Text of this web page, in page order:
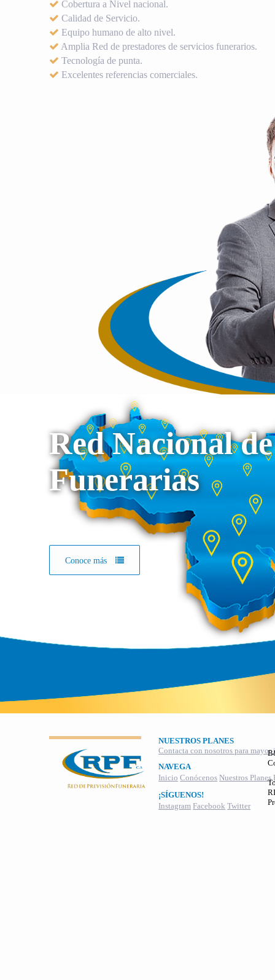
Cobertura a Nivel nacional.
Calidad de Servicio.
Equipo humano de alto nivel.
Amplia Red de prestadores de servicios funerarios.
Tecnología de punta.
Excelentes referencias comerciales.
Red Nacional de
Funerarias
Conoce más
NUESTROS PLANES
Contacta con nosotros para
NAVEGA
Inicio Conócenos Nuestros Planes
¡SÍGUENOS!
Instagram Facebook Twitter